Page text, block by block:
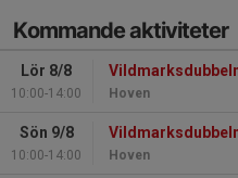
Kommande aktiviteter
Lör 8/8
10:00-14:00 Hoven
Sön 9/8
10:00-14:00 Hoven